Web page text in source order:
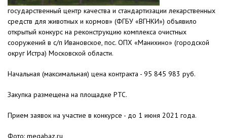
государственный центр качества и стандартизации лекарственных
средств для животных и кормов» (ФГБУ «ВГНКИ») объявило
открытый конкурс на реконструкцию комплекса очистных
сооружений в с/п Ивановское, пос. ОПХ «Манихино» (городской
округ Истра) Московской области.
Начальная (максимальная) цена контракта - 95 845 983 руб.
Закупка размещена на площадке РТС.
Прием заявок на участие в конкурсе - до 1 июня 2021 года.
Фото: megabaz.ru